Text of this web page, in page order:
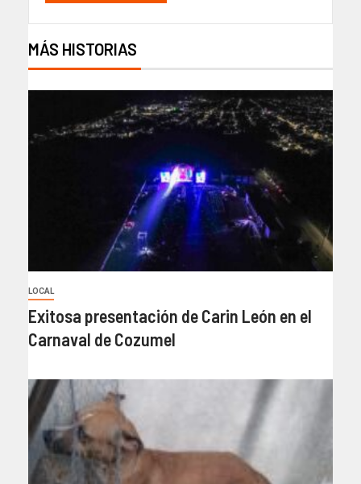
MÁS HISTORIAS
LOCAL
Exitosa presentación de Carin León en el
Carnaval de Cozumel